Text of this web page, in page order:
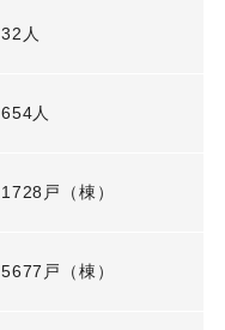
32人
654人
1728戸（棟）
5677戸（棟）